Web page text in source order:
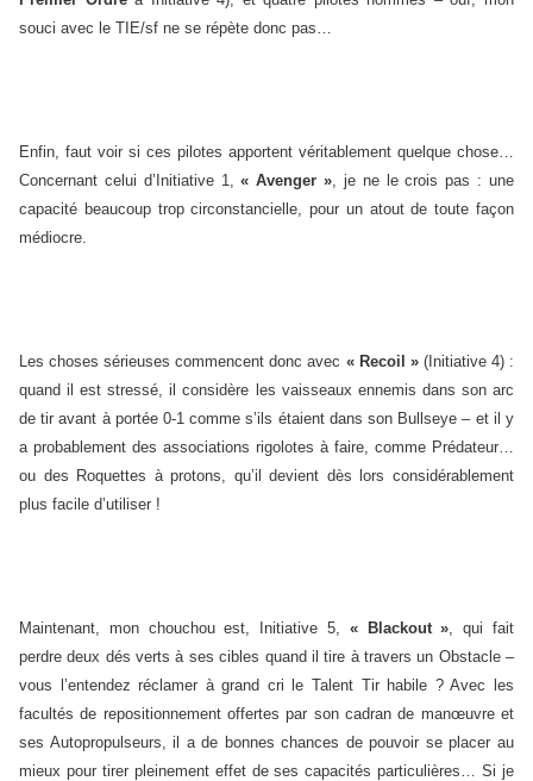
souci avec le TIE/sf ne se répète donc pas…
Enfin, faut voir si ces pilotes apportent véritablement quelque chose…
Concernant celui d’Initiative 1,« Avenger » , je ne le crois pas : une
capacité beaucoup trop circonstancielle, pour un atout de toute façon
médiocre.
Les choses sérieuses commencent donc avec « Recoil »(Initiative 4) :
quand il est stressé, il considère les vaisseaux ennemis dans son arc
de tir avant à portée 0-1 comme s’ils étaient dans son Bullseye – et il y
a probablement des associations rigolotes à faire, comme Prédateur…
ou des Roquettes à protons, qu’il devient dès lors considérablement
plus facile d’utiliser !
Maintenant, mon chouchou est, Initiative 5, « Blackout » , qui fait
perdre deux dés verts à ses cibles quand il tire à travers un Obstacle –
vous l’entendez réclamer à grand cri le Talent Tir habile ? Avec les
facultés de repositionnement offertes par son cadran de manœuvre et
ses Autopropulseurs, il a de bonnes chances de pouvoir se placer au
mieux pour tirer pleinement effet de ses capacités particulières… Si je